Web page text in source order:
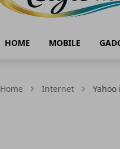
HOME MOBILE
Home Internet